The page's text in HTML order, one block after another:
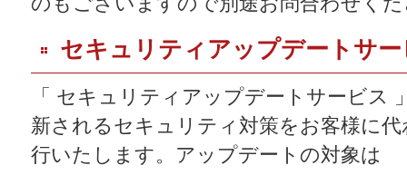
セキュリティアップデートサ
「 セキュリティアップデートサービス
新されるセキュリティ対策をお客様に
行いたします。アップデートの対象は